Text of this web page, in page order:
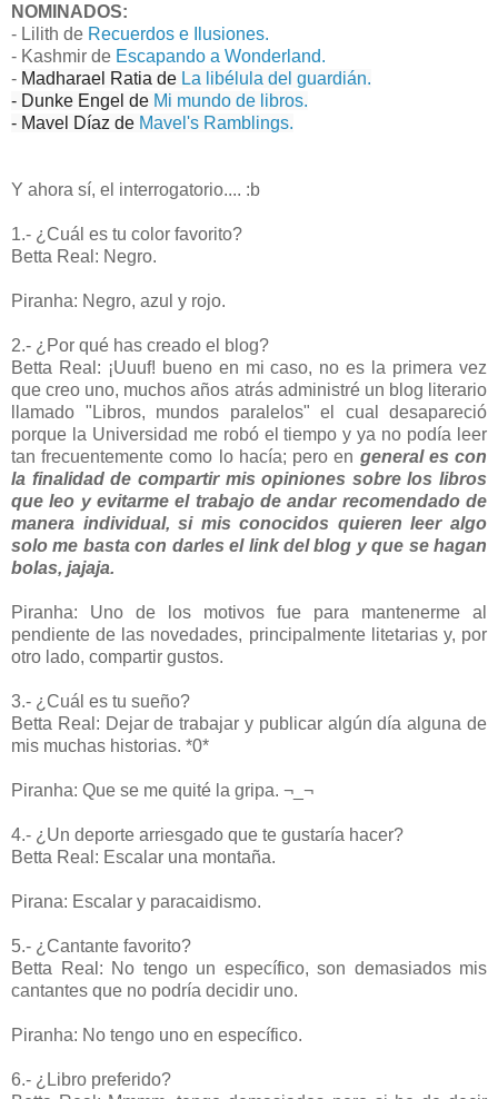
NOMINADOS:
- Lilith de Recuerdos e Ilusiones.
- Kashmir de Escapando a Wonderland.
- Madharael Ratia de La libélula del guardián.
- Dunke Engel de Mi mundo de libros.
- Mavel Díaz de Mavel's Ramblings.
Y ahora sí, el interrogatorio.... :b
1.- ¿Cuál es tu color favorito?
Betta Real: Negro.
Piranha: Negro, azul y rojo.
2.- ¿Por qué has creado el blog?
Betta Real: ¡Uuuf! bueno en mi caso, no es la primera vez
que creo uno, muchos años atrás administré un blog literario
llamado "Libros, mundos paralelos" el cual desapareció
porque la Universidad me robó el tiempo y ya no podía leer
tan frecuentemente como lo hacía; pero en general es con
la finalidad de compartir mis opiniones sobre los libros
que leo y evitarme el trabajo de andar recomendado de
manera individual, si mis conocidos quieren leer algo
solo me basta con darles el link del blog y que se hagan
bolas, jajaja.
Piranha: Uno de los motivos fue para mantenerme al
pendiente de las novedades, principalmente litetarias y, por
otro lado, compartir gustos.
3.- ¿Cuál es tu sueño?
Betta Real: Dejar de trabajar y publicar algún día alguna de
mis muchas historias. *0*
Piranha: Que se me quité la gripa. ¬_¬
4.- ¿Un deporte arriesgado que te gustaría hacer?
Betta Real: Escalar una montaña.
Pirana: Escalar y paracaidismo.
5.- ¿Cantante favorito?
Betta Real: No tengo un específico, son demasiados mis
cantantes que no podría decidir uno.
Piranha: No tengo uno en específico.
6.- ¿Libro preferido?